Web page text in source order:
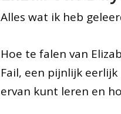
Alles wat ik heb
Hoe te falen van
Fail, een pijnlijk
ervan kunt leren en